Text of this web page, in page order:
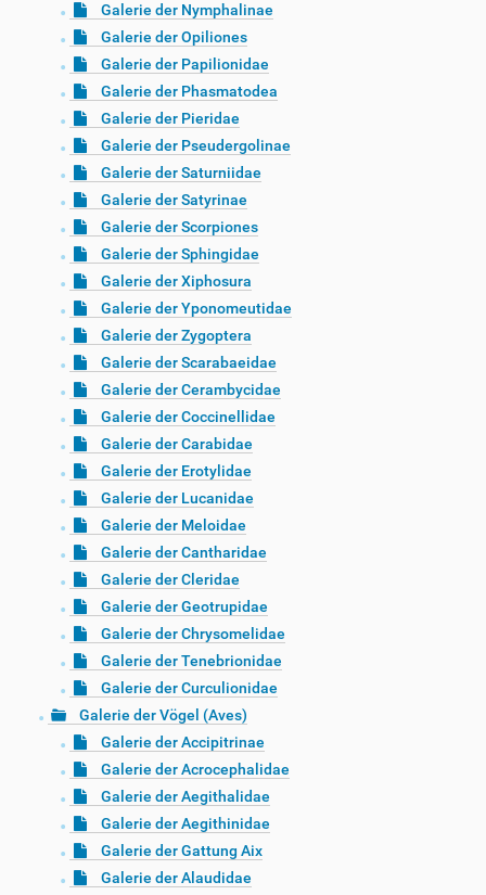
Galerie der Nymphalinae
Galerie der Opiliones
Galerie der Papilionidae
Galerie der Phasmatodea
Galerie der Pieridae
Galerie der Pseudergolinae
Galerie der Saturniidae
Galerie der Satyrinae
Galerie der Scorpiones
Galerie der Sphingidae
Galerie der Xiphosura
Galerie der Yponomeutidae
Galerie der Zygoptera
Galerie der Scarabaeidae
Galerie der Cerambycidae
Galerie der Coccinellidae
Galerie der Carabidae
Galerie der Erotylidae
Galerie der Lucanidae
Galerie der Meloidae
Galerie der Cantharidae
Galerie der Cleridae
Galerie der Geotrupidae
Galerie der Chrysomelidae
Galerie der Tenebrionidae
Galerie der Curculionidae
Galerie der Vögel (Aves)
Galerie der Accipitrinae
Galerie der Acrocephalidae
Galerie der Aegithalidae
Galerie der Aegithinidae
Galerie der Gattung Aix
Galerie der Alaudidae